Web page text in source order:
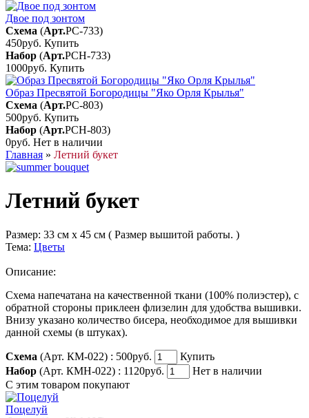
Двое под зонтом
Схема (Арт.РС-733)
450руб. Купить
Набор (Арт.РСН-733)
1000руб. Купить
Образ Пресвятой Богородицы "Яко Орля Крылья"
Схема (Арт.РС-803)
500руб. Купить
Набор (Арт.РСН-803)
0руб. Нет в наличии
Главная » Летний букет
Летний букет
Размер: 33 см x 45 см ( Размер вышитой работы. )
Тема: Цветы
Описание:
Схема напечатана на качественной ткани (100% полиэстер), с
обратной стороны приклеен флизелин для удобства вышивки.
Внизу указано количество бисера, необходимое для вышивки
данной схемы (в штуках).
Схема (Арт. КМ-022) : 500руб.
Купить
Набор (Арт. КМН-022) : 1120руб.
Нет в наличии
С этим товаром покупают
Поцелуй